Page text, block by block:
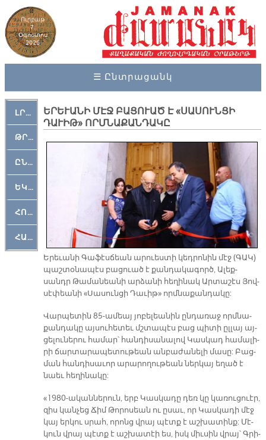
Ուրբաթ
7,
Օգոստոս
2026
☰ Ընտրացանկ
ԼՐԱՀՈՍ
ԹՐՔԱՀԱՅ ԿԵԱՆՔ
ԸՆԿԵՐԱՄՇԱԿՈՒԹԱՅԻՆ
ԵԿԵՂԵՑԱԿԱՆ
ՀՈԳԵՄՏԱՒՈՐ
ՀԱՐԹԱԿ
ԵՐԵՒԱՆԻ ՄԷՋ ԲԱՑՈՒԱԾ Է «ՍԱՍՈՒՆՑԻ
ԴԱՒԻԹ» ՈՐՄՆԱՔԱՆԴԱԿԸ
Ե­րե­ւա­նի Գա­ֆէս­ճեան ա­րուես­տի կեդ­րո­նին մէջ (ԳԱԿ)
պաշ­տօ­նա­պէս բա­ցուած է քան­դա­կա­գործ, Ա­լեք­
սանդր Թա­մա­նեա­նի ար­ձա­նի հե­ղի­նակ Ար­տա­շէս Յով­
սէ­փեա­նի «Սա­սուն­ցի Դա­ւիթ» որմ­նա­քան­դա­կը:
Վար­պե­տին 85-ա­մեայ յո­բե­լեա­նին ըն­դա­ռաջ որմ­նա­
քան­դա­կը այ­սու­հե­տեւ մշտա­պէս բաց պի­տի ըլ­լայ այ­
ցե­լու­նե­րու հա­մար՝ հան­դի­սա­նա­լով Կաս­կադ հա­մա­լի­
րի ճար­տա­րա­պե­տու­թեան ան­բա­ժա­նե­լի մա­սը: Բաց­
ման հան­դի­սա­ւոր ա­րա­րո­ղու­թեան ներ­կայ ե­ղած է
նաեւ հե­ղի­նա­կը:
«1980-ա­կան­նե­րուն, երբ Կաս­կա­դը դեռ կը կա­ռուց­ուէր,
զիս կան­չեց Ճիմ Թո­րո­սեա­ն ու ը­սաւ, որ Կաս­կա­դի մէջ
կայ եր­կու սրահ, ո­րոնց վրայ պէտք է աշ­խա­տինք: Մէ­
կուն վրայ պէտք է աշ­խա­տէի ես, իսկ միւ­սին վրայ՝ Գրի­